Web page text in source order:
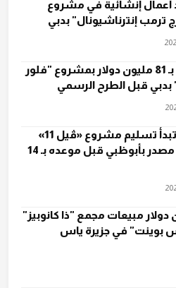
أعمال إنشائية في مشروع
ترمب إنترناشيونال" بدبي
بيع 6 فلل بـ 81 مليون دولار بمشروع "فلور
بدبي قبل الطرح الرسمي
«برتڤيل» تبدأ تسليم مشروع «ڤيل 11»
في مدينة مصدر بأبوظبي قبل موعده بـ 14
دولار مبيعات مجمع "ذا كانوبيز"
بوينت" في جزيرة ياس